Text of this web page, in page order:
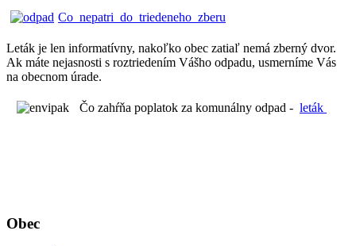
Co_nepatri_do_triedeneho_zberu
Leták je len informatívny, nakoľko obec zatiaľ nemá zberný dvor.
Ak máte nejasnosti s roztriedením Vášho odpadu, usmerníme Vás
na obecnom úrade.
Čo zahŕňa poplatok za komunálny odpad - leták
Obec